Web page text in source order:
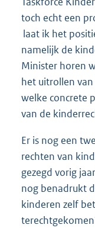
toch echt een
laat ik het
namelijk de
Minister horen
het uitrollen
welke concrete
van de
Er is nog een
rechten van
gezegd vorig
nog benadrukt
kinderen zelf